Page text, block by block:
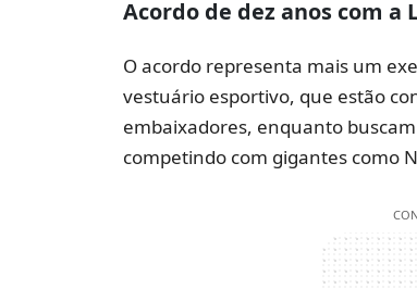
Acordo de dez anos com a
O acordo representa mais um
vestuário esportivo, que estão
embaixadores, enquanto
competindo com gigantes como